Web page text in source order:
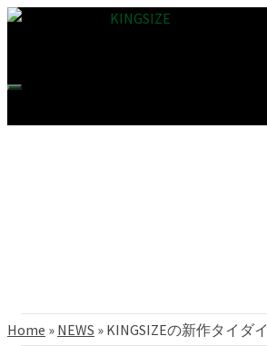
Home » NEWS » KINGSIZEの新作タイダ